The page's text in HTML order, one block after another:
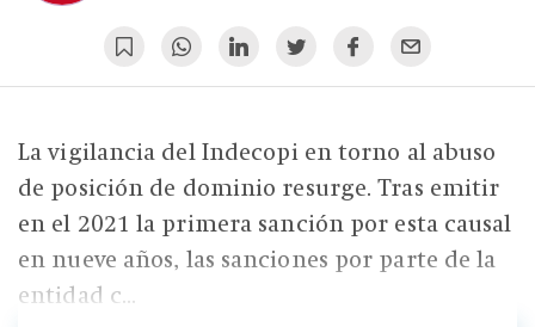
La vigilancia del Indecopi en torno al abuso
de posición de dominio resurge. Tras emitir
en el 2021 la primera sanción por esta causal
en nueve años, las sanciones por parte de la
entidad c...